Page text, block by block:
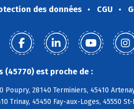
des données CGU
(45770) est proche de :
Poupry, 28140 Terminiers, 45410
Trinay, 45450 Fay-aux-Loges, 45550